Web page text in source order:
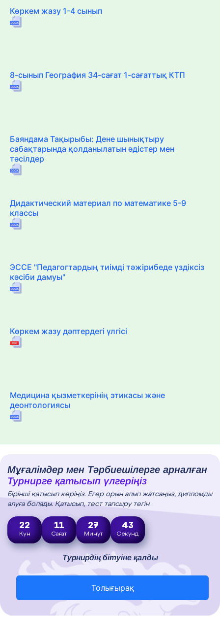
Көркем жазу 1-4 сынып
8-сынып География 34-сағат 1-сағаттық КТП
Баяндама Тақырыбы: Дене шынықтыру
сабақтарында қолданылатын әдістер мен
тәсілдер
Дидактический материал по математике 5-9
классы
ЭССЕ "Педагогтардың тиімді тәжірибеде үздіксіз
кәсіби дамуы"
Көркем жазу дәптердегі үлгісі
Медицина қызметкерінің этикасы және
деонтологиясы
Мұғалімдер мен Тәрбиешілерге арналған
Турнирге қатысып үлгеріңіз
Бірінші қатысып көріңіз. Егер орын алып жатсаңыз, дипломды
алуға болады. Қатысып, тест тапсыру тегін
22
Күн
11
Сағат
27
Минут
42
Секунд
Турнирдің бітуіне қалды
Толығырақ